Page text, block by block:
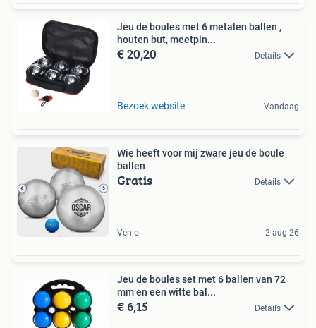
Jeu de boules met 6 metalen ballen ,
houten but, meetpin...
€ 20,20 Details
Bezoek website Vandaag
Wie heeft voor mij zware jeu de boule
ballen
Gratis Details
Venlo 2 aug 26
Jeu de boules set met 6 ballen van 72
mm en een witte bal...
€ 6,15 Details